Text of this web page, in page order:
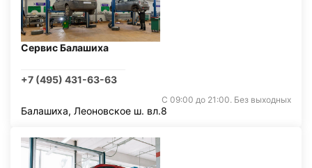
Сервис Балашиха
+7 (495) 431-63-63
С 09:00 до 21:00. Без выходных
Балашиха, Леоновское ш. вл.8